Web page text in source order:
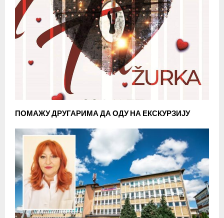
ПОМАЖУ ДРУГАРИМА ДА ОДУ НА ЕКСКУРЗИЈУ